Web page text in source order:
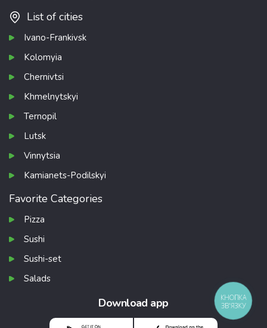
List of cities
Ivano-Frankivsk
Kolomyia
Chernivtsi
Khmelnytskyi
Ternopil
Lutsk
Vinnytsia
Kamianets-Podilskyi
Favorite Categories
Pizza
Sushi
Sushi-set
Salads
Download app
КНОПКА
ЗВ'ЯЗКУ